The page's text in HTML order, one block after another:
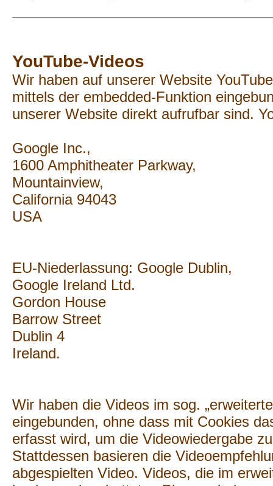
YouTube-Videos
Wir haben auf unserer Website
mittels der embedded-Funktion
unserer Website direkt aufrufbar sind.
Google Inc.,
1600 Amphitheater Parkway,
Mountainview,
California 94043
USA
EU-Niederlassung: Google Dublin,
Google Ireland Ltd.
Gordon House
Barrow Street
Dublin 4
Ireland.
Wir haben die Videos im sog.
eingebunden, ohne dass mit Cookies
erfasst wird, um die Videowiedergabe
Stattdessen basieren die
abgespielten Video. Videos, die im